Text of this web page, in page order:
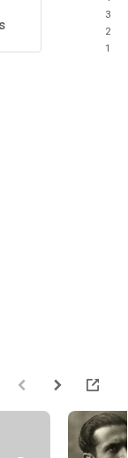
3
2
1